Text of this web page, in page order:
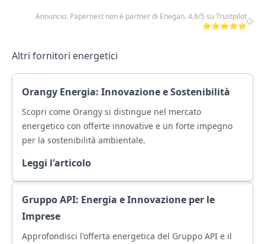
Annuncio: Papernest non è partner di Enegan. 4,8/5 su Trustpilot
⭐⭐⭐⭐⭐
Altri fornitori energetici
Orangy Energia: Innovazione e Sostenibilità
Scopri come Orangy si distingue nel mercato
energetico con offerte innovative e un forte impegno
per la sostenibilità ambientale.
Leggi l'articolo
Gruppo API: Energia e Innovazione per le
Imprese
Approfondisci l'offerta energetica del Gruppo API e il